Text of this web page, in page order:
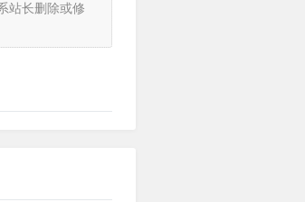
站长删除或修